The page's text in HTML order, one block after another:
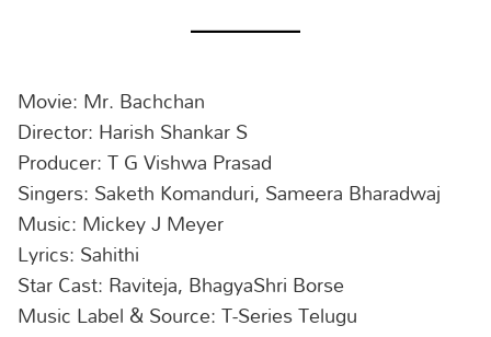
Movie: Mr. Bachchan
Director: Harish Shankar S
Producer: T G Vishwa Prasad
Singers: Saketh Komanduri, Sameera Bharadwaj
Music: Mickey J Meyer
Lyrics: Sahithi
Star Cast: Raviteja, BhagyaShri Borse
Music Label & Source: T-Series Telugu